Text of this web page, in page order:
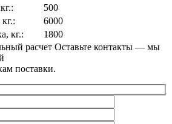
500
6000
кг.:
1800
расчет Оставьте контакты — мы
поставки.